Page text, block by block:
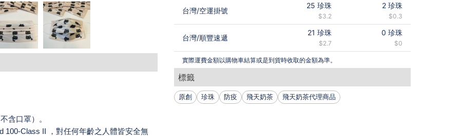
含口罩）。
100-Class II ，對任何年齡之人體皆安全無
台灣/空運掛號
25 珍珠
$3.2
2珍珠
$0.3
台灣/順豐速遞
21 珍珠
$2.7
0 珍珠
$0
實際運費金額以購物車結算或是到貨時收取的金額為準。
標籤
原創 珍珠 防疫 飛天奶茶 飛天奶茶代理商品